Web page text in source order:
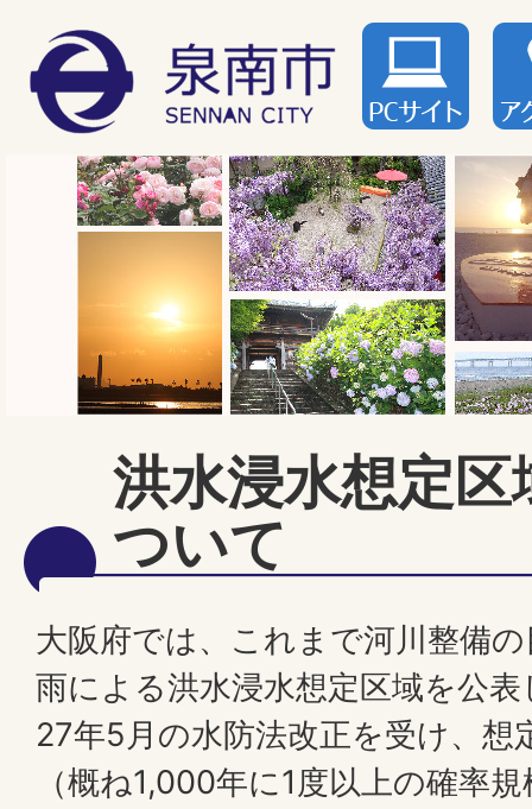
洪水浸水想定
ついて
大阪府では、これまで河川整備
雨による洪水浸水想定区域を公
27年5月の水防法改正を受け、想
（概ね1,000年に1度以上の確率